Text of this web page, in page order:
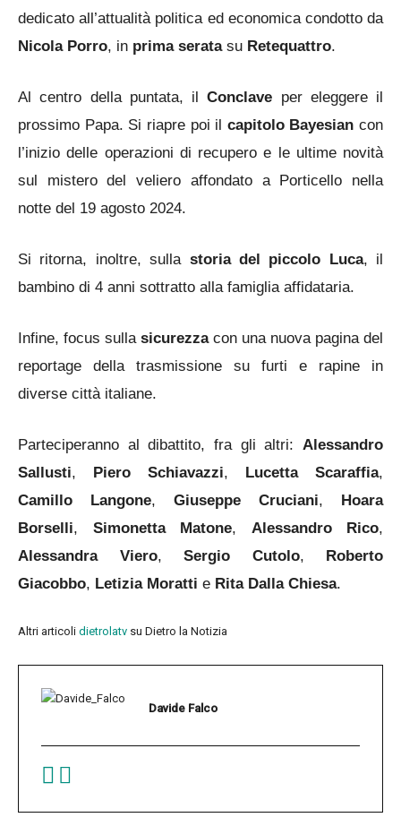
dedicato all’attualità politica ed economica condotto da
Nicola Porro, in prima seratasu Retequattro.
Al centro della puntata, il Conclave per eleggere il
prossimo Papa. Si riapre poi il capitolo Bayesian con
l’inizio delle operazioni di recupero e le ultime novità
sul mistero del veliero affondato a Porticello nella
notte del 19 agosto 2024.
Si ritorna, inoltre, sulla storia del piccolo Luca, il
bambino di 4 anni sottratto alla famiglia affidataria.
Infine, focus sulla sicurezzacon una nuova pagina del
reportage della trasmissione su furti e rapine in
diverse città italiane.
Parteciperanno al dibattito, fra gli altri: Alessandro
Sallusti, Piero Schiavazzi, Lucetta Scaraffia,
Camillo Langone, Giuseppe Cruciani, Hoara
Borselli, Simonetta Matone, Alessandro Rico,
Alessandra Viero, Sergio Cutolo, Roberto
Giacobbo, Letizia Moratti e Rita Dalla Chiesa.
Altri articoli dietrolatv su Dietro la Notizia
Davide Falco